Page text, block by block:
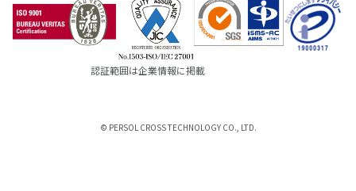
認証範囲は企業情報に掲載
© PERSOL CROSS TECHNOLOGY CO., LTD.